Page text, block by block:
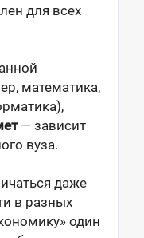
для всех
математика,
— зависит
вуза.
даже
в разных
один